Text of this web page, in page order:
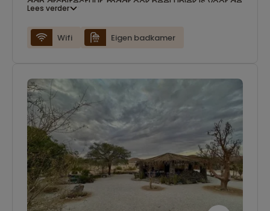
de Atlantische Oceaan en de Namib-woestijn,
sterke Duitse invloeden, zichtbaar in de lokale
cafés en het eten. Alle kamers van The Mole
Guesthouse zijn voorzien van een eigen
badkamer en gratis Wi-Fi.
Lees verder
Wifi Eigen badkamer